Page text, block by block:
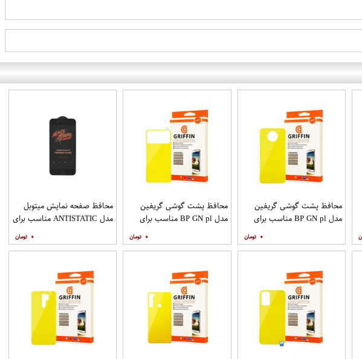
محافظ پشت گوشی گریفین
مدل BP GN pl مناسب برای
۰
محافظ پشت گوشی گریفین
مدل BP GN pl مناسب برای
M3
۰
محافظ صفحه نمایش میتوبل
مدل ANTISTATIC مناسب برای
۰